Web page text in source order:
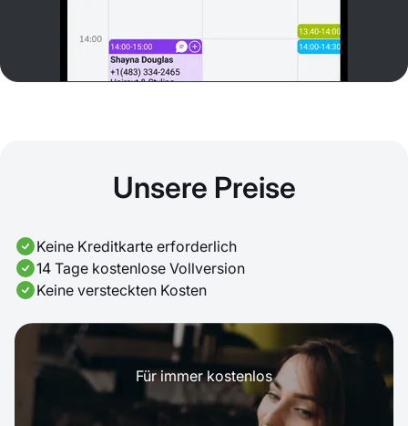
Unsere Preise
Keine Kreditkarte erforderlich
14 Tage kostenlose Vollversion
Keine versteckten Kosten
Für immer kostenlos